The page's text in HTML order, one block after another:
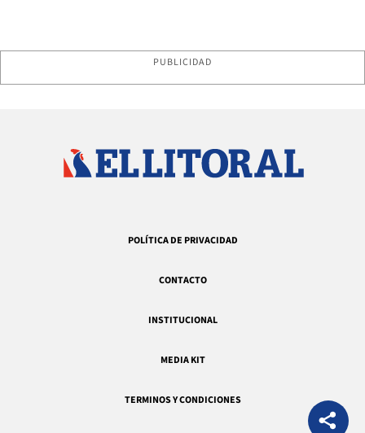
PUBLICIDAD
POLÍTICA DE PRIVACIDAD
CONTACTO
INSTITUCIONAL
MEDIA KIT
TERMINOS Y CONDICIONES